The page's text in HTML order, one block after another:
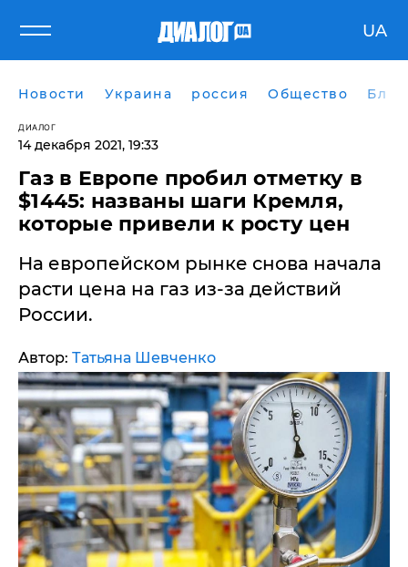
UA
Новости Украина россия Общество
ДИАЛОГ
14 декабря 2021, 19:33
​Газ в Европе пробил отметку в
$1445: названы шаги Кремля,
которые привели к росту цен
На европейском рынке снова начала
расти цена на газ из-за действий
России.
Автор: Татьяна Шевченко